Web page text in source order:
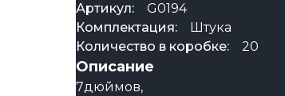
Артикул:
G0194
Комплектация:
Штука
Количество в коробке:
20
Описание
7дюймов,